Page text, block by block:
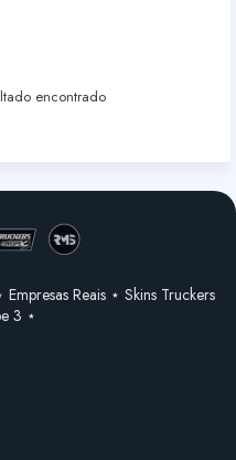
encontrado
Reais ⋆ Skins Truckers
3 ⋆